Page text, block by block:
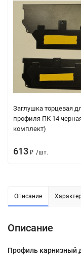
Заглушка торцевая
профиля ПК 14
комплект)
613 ₽ /шт.
Описание
Описание
Профиль карнизный